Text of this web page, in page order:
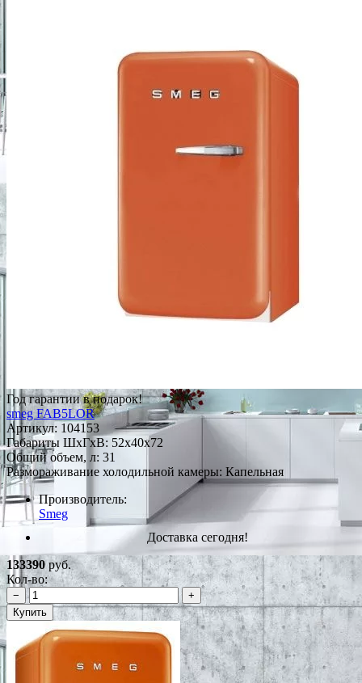
Год гарантии в подарок!
smeg FAB5LOR
Артикул: 104153
Габариты ШxГxВ: 52x40x72
Общий объем, л: 31
Размораживание холодильной камеры: Капельная
Производитель:
Smeg
Доставка сегодня!
133390руб.
Кол-во:
−
+
Купить